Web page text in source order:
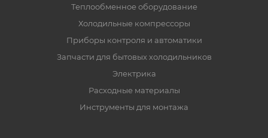
Теплообменное оборудование
Холодильные компрессоры
Приборы контроля и автоматики
Запчасти для бытовых холодильников
Электрика
Расходные материалы
Инструменты для монтажа